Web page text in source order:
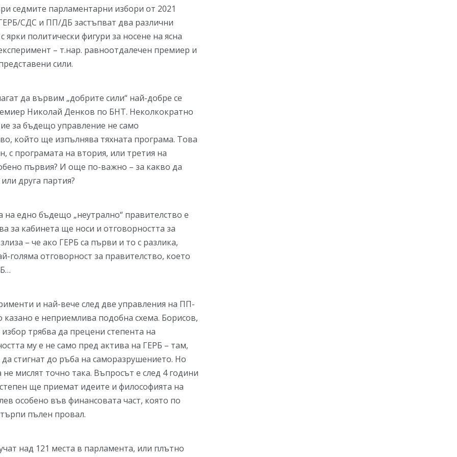
седмите парламентарни избори от 2021
СДС и ПП/ДБ застъпват два различни
политически фигури за носене на ясна
– т.нар. равноотдалечен премиер и
сили.
да вървим „добрите сили“ най-добре се
Николай Денков по БНТ. Неколкократно
за бъдещо управление не само
който ще изпълнява тяхната програма. Това
с програмата на втория, или третия на
първия? И още по-важно – за какво да
друга партия?
едно бъдещо „неутрално“ правителство е
за кабинета ще носи и отговорността за
– че ако ГЕРБ са първи и то с разлика,
голяма отговорност за правителство, което
и най-вече след две управления на ПП-
е неприемлива подобна схема. Борисов,
трябва да прецени степента на
му е не само пред актива на ГЕРБ – там,
стигнат до ръба на саморазрушението. Но
мислят точно така. Въпросът е след 4 години
ще приемат идеите и философията на
особено във финансовата част, която по
пълен провал.
над 121 места в парламента, или плътно